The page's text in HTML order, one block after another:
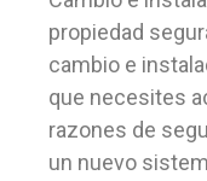
propiedad
cambio e
que necesites
razones de
un nuevo